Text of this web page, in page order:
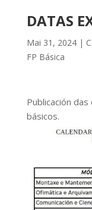
DATAS
Mai 31, 2024|
FP Básica
Publicación
básicos.